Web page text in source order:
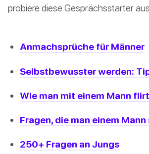
probiere diese Gesprächsstarter
Anmachsprüche für Männer
Selbstbewusster werden:
Wie man mit einem Mann
Fragen, die man einem
250+ Fragen an Jungs